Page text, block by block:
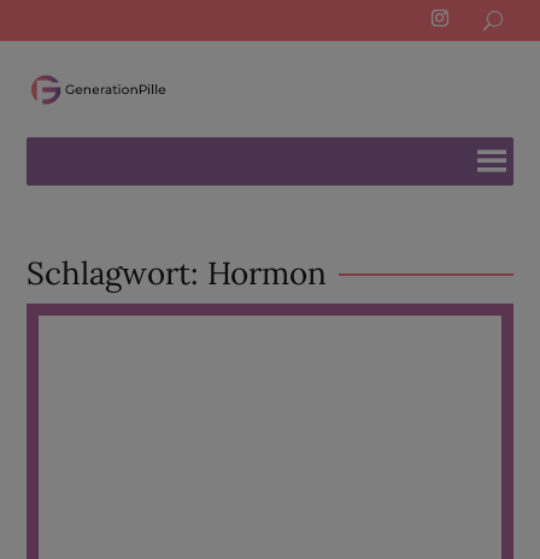
for:
Schlagwort: Hormon